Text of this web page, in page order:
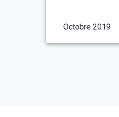
Octobre 2019